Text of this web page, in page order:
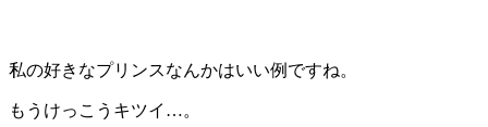
私の好きなプリンスなんかはいい例ですね。
もうけっこうキツイ …。